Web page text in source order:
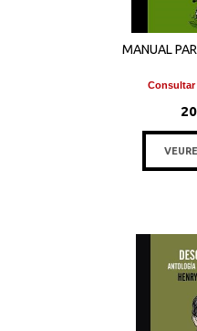
MANUAL